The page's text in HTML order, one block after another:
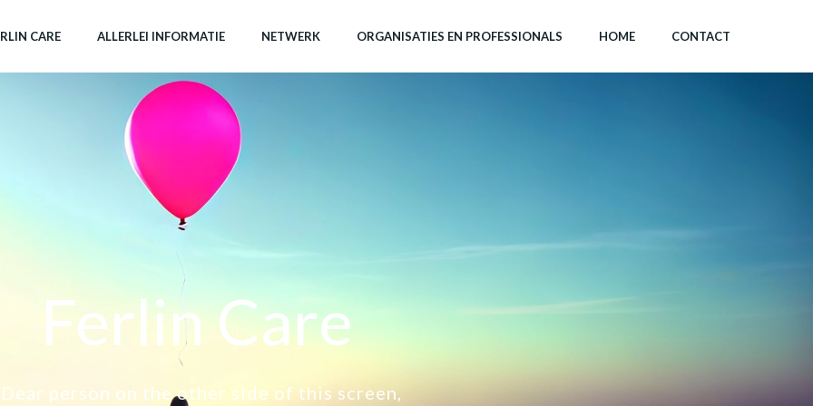
CARE ALLERLEI INFORMATIE NETWERK ORGANISATIES EN PROFESSIONALS HOME CONTACT
Ferlin Care
Dear person on the other side of this screen,